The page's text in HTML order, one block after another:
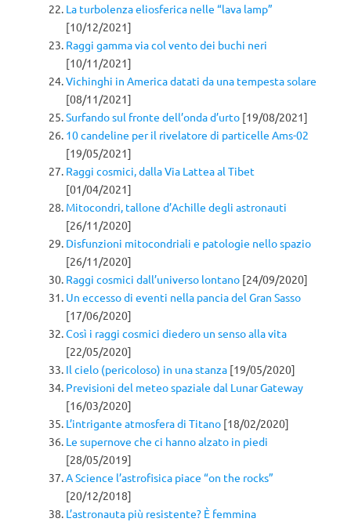
La turbolenza eliosferica nelle “lava lamp”
[10/12/2021]
Raggi gamma via col vento dei buchi neri
[10/11/2021]
Vichinghi in America datati da una tempesta solare
[08/11/2021]
Surfando sul fronte dell’onda d’urto [19/08/2021]
10 candeline per il rivelatore di particelle Ams-02
[19/05/2021]
Raggi cosmici, dalla Via Lattea al Tibet
[01/04/2021]
Mitocondri, tallone d’Achille degli astronauti
[26/11/2020]
Disfunzioni mitocondriali e patologie nello spazio
[26/11/2020]
Raggi cosmici dall’universo lontano [24/09/2020]
Un eccesso di eventi nella pancia del Gran Sasso
[17/06/2020]
Così i raggi cosmici diedero un senso alla vita
[22/05/2020]
Il cielo (pericoloso) in una stanza [19/05/2020]
Previsioni del meteo spaziale dal Lunar Gateway
[16/03/2020]
L’intrigante atmosfera di Titano [18/02/2020]
Le supernove che ci hanno alzato in piedi
[28/05/2019]
A Science l’astrofisica piace “on the rocks”
[20/12/2018]
L’astronauta più resistente? È femmina